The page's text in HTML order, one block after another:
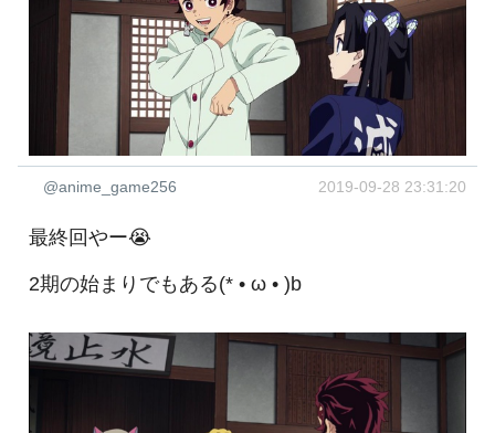
@anime_game256 2019-09-28 23:31:20
最終回やー😭
2期の始まりでもある(* • ω • )b